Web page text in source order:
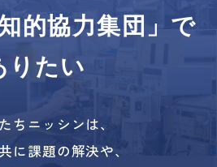
的協力集団」で
りたい
ちニッシンは、
に課題の解決や、